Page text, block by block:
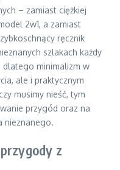
– zamiast ciężkiej
2w1, a zamiast
ręcznik
szlakach każdy
dlatego minimalizm w
ale i praktycznym
musimy nieść, tym
przygód oraz na
nieznanego.
z